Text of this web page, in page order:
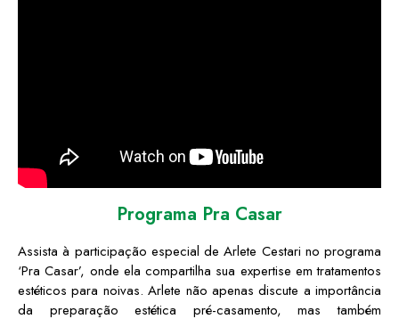
Programa Pra Casar
Assista à participação especial de Arlete Cestari no programa
‘Pra Casar’, onde ela compartilha sua expertise em tratamentos
estéticos para noivas. Arlete não apenas discute a importância
da preparação estética pré-casamento, mas também